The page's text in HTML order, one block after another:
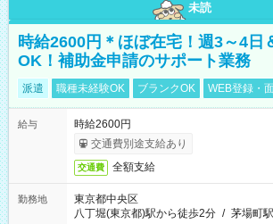
未読
時給2600円＊ほぼ在宅！週3～4日
OK！補助金申請のサポート業務
派遣 職種未経験OK ブランクOK WEB登録・
給与
時給2600円
交通費別途支給あり
交通費 全額支給
勤務地
東京都中央区
八丁堀(東京都)駅から徒歩2分 / 茅場町